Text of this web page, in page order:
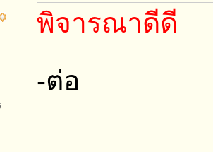
พิจารณาดีดี
-ต่อ